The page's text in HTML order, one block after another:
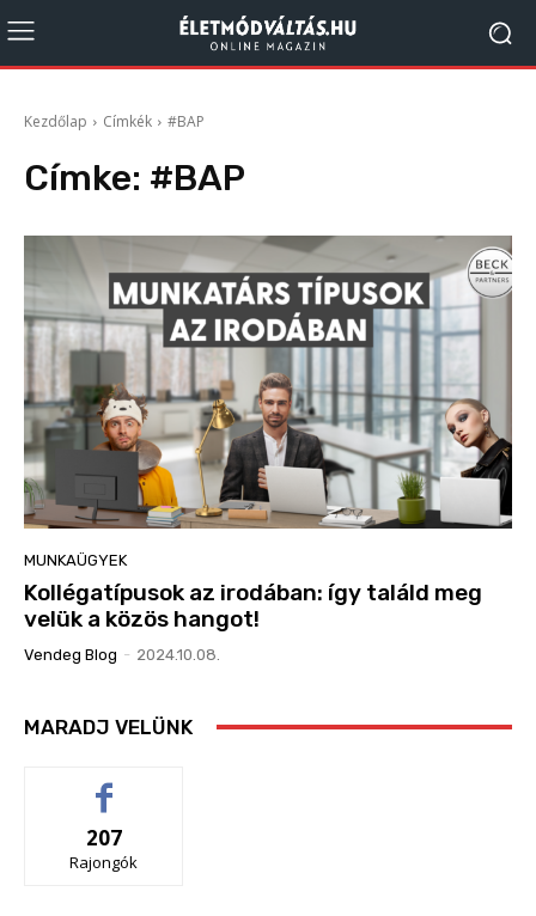
Kezdőlap Címkék #BAP
Címke: #BAP
MUNKAÜGYEK
Kollégatípusok az irodában: így találd meg
velük a közös hangot!
Vendeg Blog - 2024.10.08.
MARADJ VELÜNK
207
Rajongók